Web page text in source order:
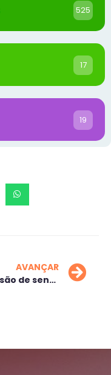
525
17
19
AVANÇAR
Explosão de sentimentos